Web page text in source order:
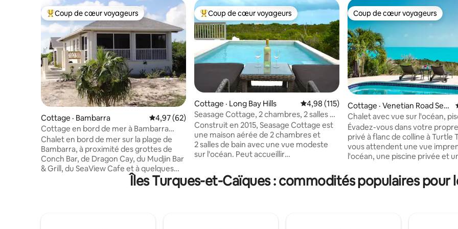
Coup de cœur voyageurs parmi les plus aimés
Coup de cœur voyageurs
Cottage · Bambarra Note moyenne de 4,97 sur 5, 62 commentaires
4,97 (62)
Cottage en bord de mer à Bambarra
Sands
Chalet en bord de mer sur la plage de
Bambarra, à proximité des grottes de
Conch Bar, de Dragon Cay, du Mudjin Bar
& Grill, du SeaView Cafe et à quelques
pas de la plage du Windsor Beach Cafe.
L'isolement et l'intimité en font un
Coup de cœur voyageurs parmi les plus aimés
Coup de cœur voyageurs
Cottage · Long Bay Hills Note moyenne de 4,98 sur 5, 115
4,98 (115)
Seasage Cottage, 2 chambres, 2 salles de
bain, piscine privée et gazebo
Construit en 2015, Seasage Cottage est
une maison aérée de 2 chambres et
2 salles de bain avec une vue modeste
sur l'océan. Peut accueillir
peut en accueillir jusqu'à six sur
demande. Un chalet pittoresque, calme,
Coup de cœur voyageurs
Coup de cœur voyageurs
Cottage · Venetian Road Settl
ement
Chalet avec vue sur l'océan,
privée et havre de paix
Évadez-vous dans votre
privé à flanc de colline à Turtle
vous attendent une vue
l'océan, une piscine privée et
magnifiquement aménagé est
pour les couples, les familles
Réveillez-vous devant des
Îles Turques-et-Caïques : commodités populaires pour